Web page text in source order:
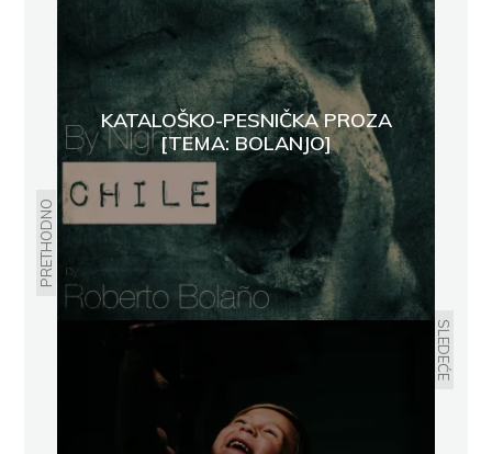
PRETHODNO
KATALOŠKO-PESNIČKA PROZA
[TEMA: BOLANJO]
SLEDEĆE